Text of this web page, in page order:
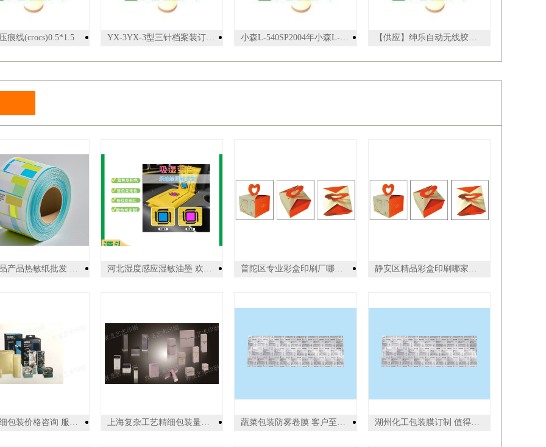
痕线(crocs)0.5*1.5 YX-3YX-3型三针档案装订机,厂家直供，价格比较低 【供应】绅乐自动无线胶装机 精灵50D/精华A4
广州食品产品热敏纸批发 广州市杰星包装制品供应 河北湿度感应湿敏油墨 欢迎来电 广州乐迪新材料科技供应 普陀区专业彩盒印刷厂哪家好 上海世丰印刷供应 静安区精品彩盒印刷哪家好 上海世丰印刷供应
上海复杂工艺精细包装量大从优 服务为先 上海界龙艺术印刷供应 湖州化工包装膜订制 值得信赖 江苏华港医药包装供应